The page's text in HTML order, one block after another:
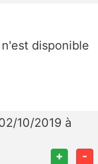
disponible
10/2019 à
+ -